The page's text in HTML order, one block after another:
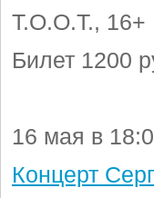
Т.О.О.Т., 16+
Билет 1200
16 мая в
Концерт